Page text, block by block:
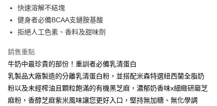
悠遊付
Google Pay
相關說明
【大哥付你分期使用說明】
1.本服務由台灣大哥大提供，台灣大哥大用戶可立即使用無須另外申請。
2.付款方式選擇「大哥付你分期」，訂單成立後會自動跳轉到大哥付的交易
流程，驗證手機門號後，選擇欲分期的期數、繳款截止日，確認付款後即完
成交易。
【關於「AFTEE先享後付」】
AFTEE先享後付是「在收到商品之後才付款」的支付方式。 讓您購物簡單
ATM付款
快速溶解不結塊
健身者必備BCAA支鏈胺基酸
拒絕人工色素、香料及甜味劑
銷售重點
牛奶中最珍貴的部份！重訓者必備乳清蛋白
乳製品大廠製造的分離乳清蛋白粉，並搭配米森特選紐西蘭全脂奶
粉以及未經榨油且顆粒飽滿的有機黑芝麻，濃郁奶香味x細緻研磨芝
麻粉，香醇芝麻紫米風味讓您更好入口，堅持無加糖、無化學調